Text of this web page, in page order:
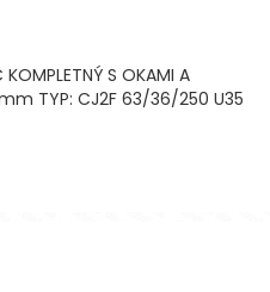
KOMPLETNÝ S OKAMI A
TYP: CJ2F 63/36/250 U35